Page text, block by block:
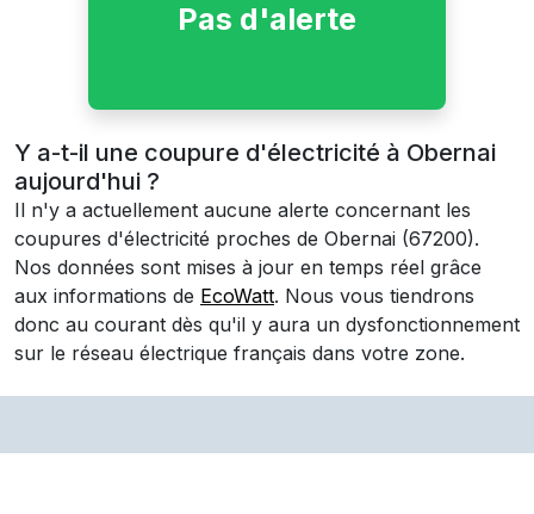
Pas d'alerte
Y a-t-il une coupure d'électricité à Obernai
aujourd'hui ?
Il n'y a actuellement aucune alerte concernant les
coupures d'électricité proches de Obernai (67200).
Nos données sont mises à jour en temps réel grâce
aux informations de EcoWatt. Nous vous tiendrons
donc au courant dès qu'il y aura un dysfonctionnement
sur le réseau électrique français dans votre zone.